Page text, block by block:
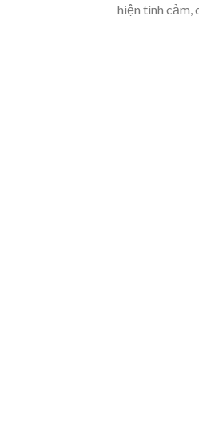
hiện tình cảm,